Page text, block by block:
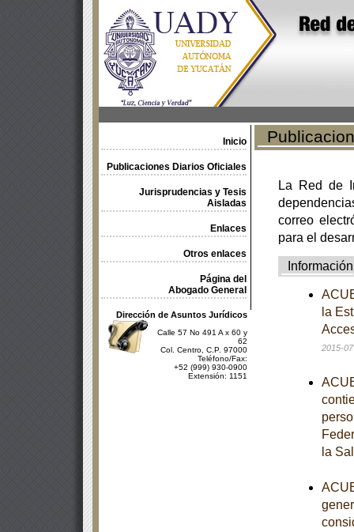
Inicio
Publicaciones Diarios Oficiales
Jurisprudencias y Tesis
Aisladas
Enlaces
Otros enlaces
Página del
Abogado General
Dirección de Asuntos Jurídicos
Calle 57 No 491 A x 60 y
62
Col. Centro, C.P. 97000
Teléfono/Fax:
+52 (999) 930-0900
Extensión: 1151
La Red de
correo
para el
Información
la
2015-
la